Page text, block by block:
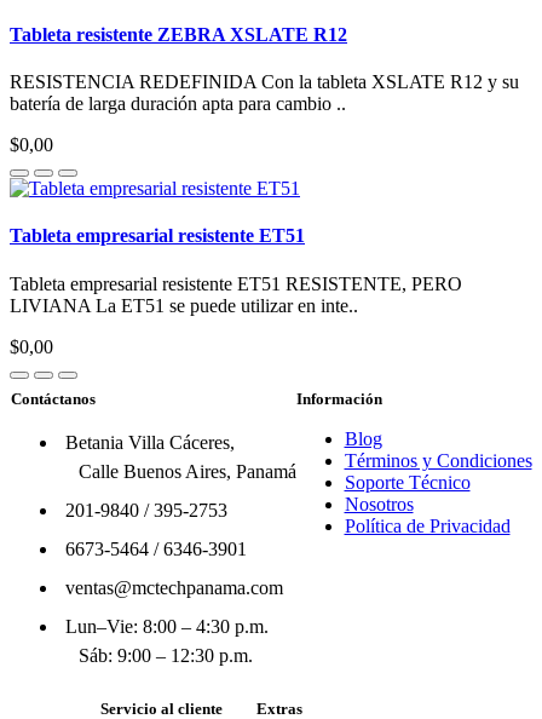
Tableta resistente ZEBRA XSLATE R12
RESISTENCIA REDEFINIDA Con la tableta XSLATE R12 y su
batería de larga duración apta para cambio ..
$0,00
Tableta empresarial resistente ET51
Tableta empresarial resistente ET51 RESISTENTE, PERO
LIVIANA La ET51 se puede utilizar en inte..
$0,00
Contáctanos
Betania Villa Cáceres,
Calle Buenos Aires, Panamá
201-9840/395-2753
6673-5464/6346-3901
ventas@mctechpanama.com
Lun–Vie: 8:00 – 4:30 p.m.
Sáb: 9:00 – 12:30 p.m.
Información
Blog
Términos y Condiciones
Soporte Técnico
Nosotros
Política de Privacidad
Servicio al cliente Extras